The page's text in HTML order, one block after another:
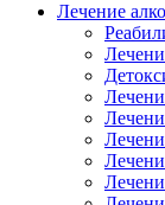
Лечение